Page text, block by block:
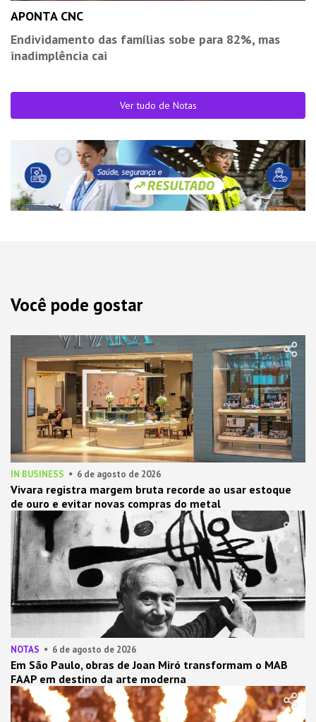
APONTA CNC
Endividamento das famílias sobe para 82%, mas
inadimplência cai
Ver tudo de Notas
Você pode gostar
IN BUSINESS 6 de agosto de 2026
Vivara registra margem bruta recorde ao usar estoque
de ouro e evitar novas compras do metal
NOTAS 6 de agosto de 2026
Em São Paulo, obras de Joan Miró transformam o MAB
FAAP em destino da arte moderna